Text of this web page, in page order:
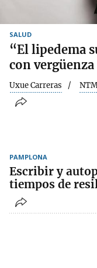
SALUD
“El lipedema
con
Uxue Carreras
PAMPLONA
Escribir y
tiempos de